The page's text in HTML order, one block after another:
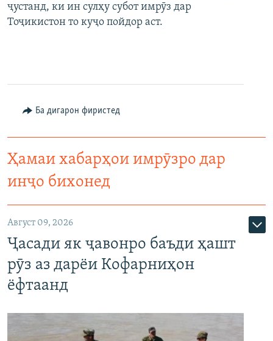
ҷустанд, ки ин сулҳу субот имрӯз дар
Тоҷикистон то куҷо пойдор аст.
Ба дигарон фиристед
Ҳамаи хабарҳои имрӯзро дар
инҷо бихонед
Август 09, 2026
Ҷасади як ҷавонро баъди ҳашт
рӯз аз дарёи Кофарниҳон
ёфтаанд